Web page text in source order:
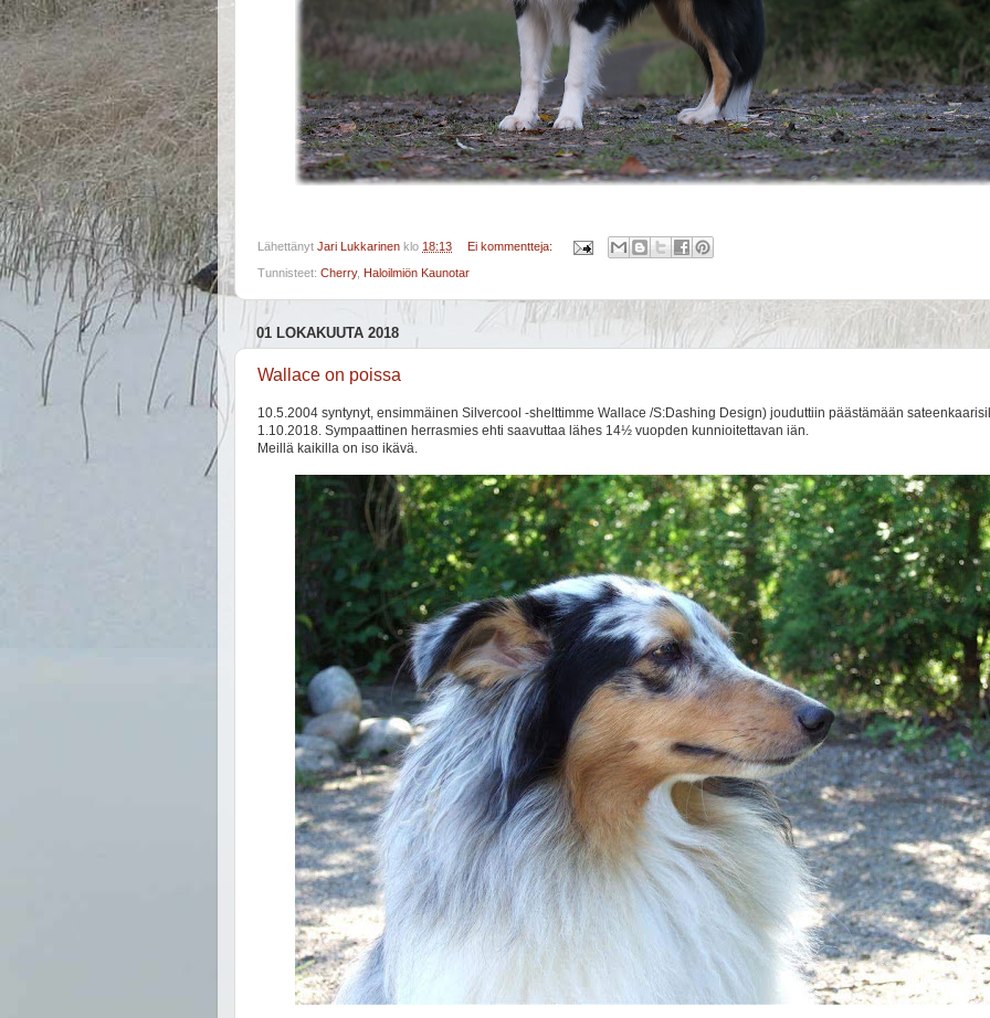
Lähettänyt Jari Lukkarinen klo 18:13 Ei kommentteja:
Tunnisteet: Cherry, Haloilmiön Kaunotar
01 LOKAKUUTA 2018
Wallace on poissa
10.5.2004 syntynyt, ensimmäinen Silvercool -shelttimme Wallace /S:Dashing Design) jouduttiin päästämään
1.10.2018. Sympaattinen herrasmies ehti saavuttaa lähes 14½ vuopden kunnioitettavan iän.
Meillä kaikilla on iso ikävä.